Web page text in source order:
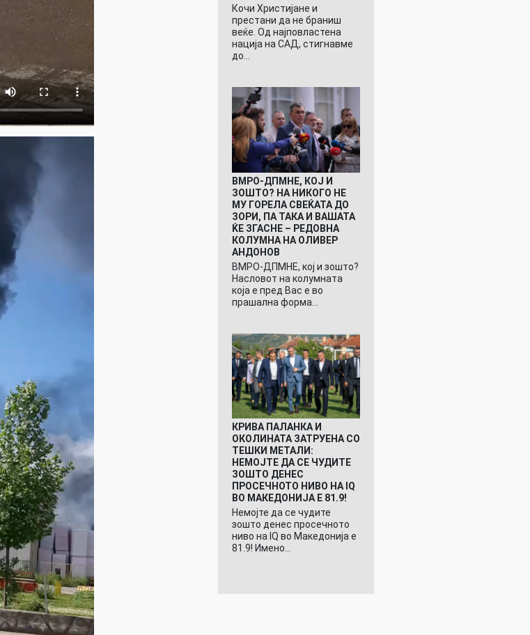
Кочи Христијане и
престани да не браниш
веќе. Од најповластена
нација на САД, стигнавме
до…
ВМРО-ДПМНЕ, КОЈ И
ЗОШТО? НА НИКОГО НЕ
МУ ГОРЕЛА СВЕЌАТА ДО
ЗОРИ, ПА ТАКА И ВАШАТА
ЌЕ ЗГАСНЕ – РЕДОВНА
КОЛУМНА НА ОЛИВЕР
АНДОНОВ
ВМРО-ДПМНЕ, кој и зошто?
Насловот на колумната
која е пред Вас е во
прашална форма…
КРИВА ПАЛАНКА И
ОКОЛИНАТА ЗАТРУЕНА СО
ТЕШКИ МЕТАЛИ:
НЕМОЈТЕ ДА СЕ ЧУДИТЕ
ЗОШТО ДЕНЕС
ПРОСЕЧНОТО НИВО НА IQ
ВО МАКЕДОНИЈА Е 81.9!
Немојте да се чудите
зошто денес просечното
ниво на IQ во Македонија е
81.9! Имено…